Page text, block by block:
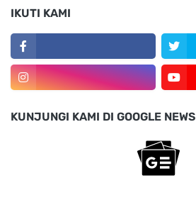
IKUTI KAMI
KUNJUNGI KAMI DI GOOGLE NEWS